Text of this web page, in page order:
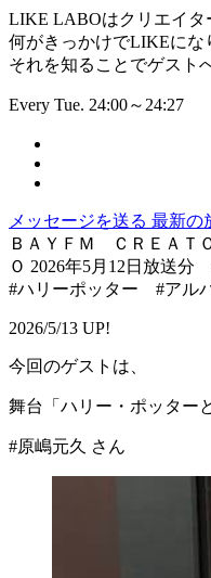
LIKE LABOはクリエイタ
何がきっかけでLIKEにな
それを知ることでゲスト
Every Tue. 24:00～24:27
メッセージを送る 最新の
ＢＡＹＦＭ ＣＲＥＡＴ
Ｏ 2026年5月12日放送
#ハリーポッター #アル
2026/5/13 UP!
今回のゲストは、
舞台「ハリー・ポッター
#原嶋元久 さん